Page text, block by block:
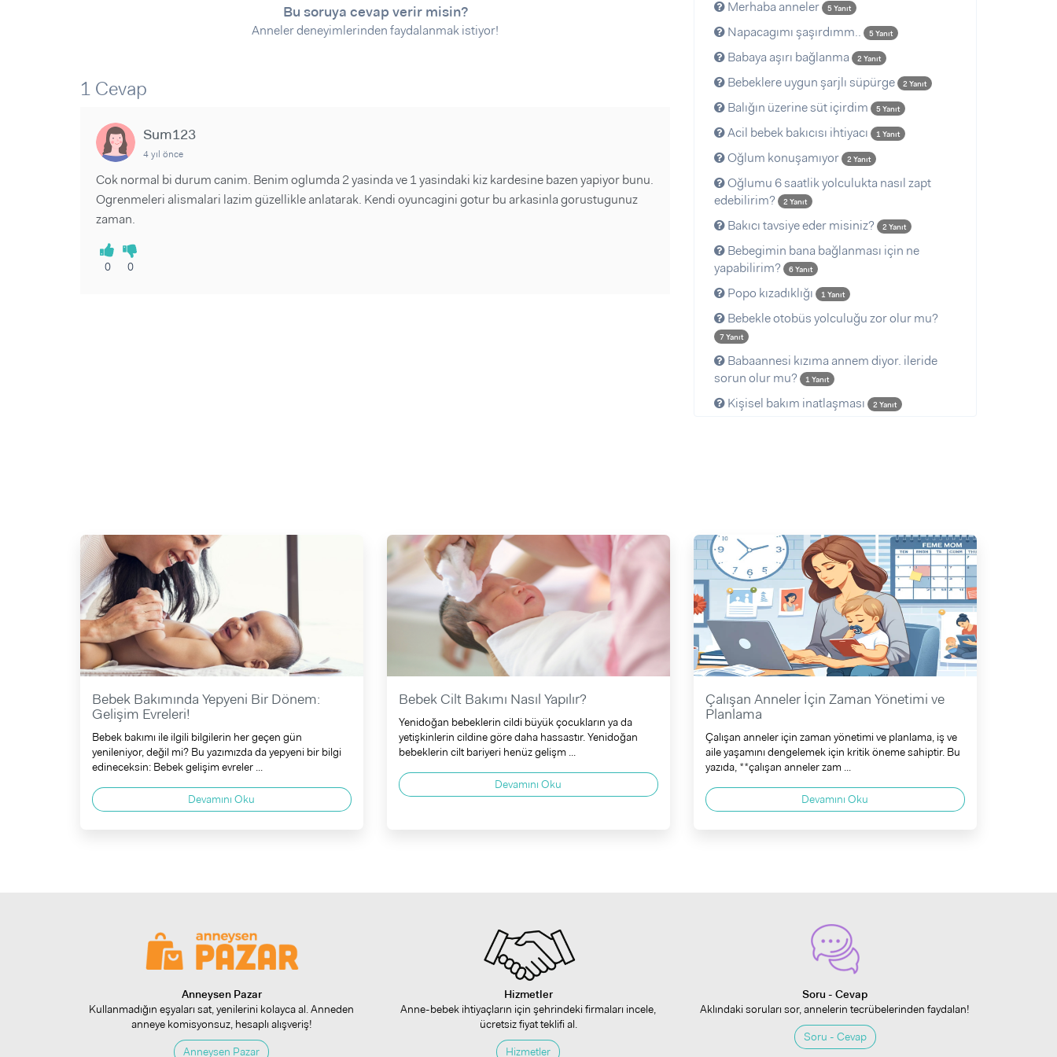
Makaleler
Makaleler
EğlenceBu soruya cevap verir misin?
Anneler deneyimlerinden faydalanmak istiyor!
1 Cevap
Sum123
4 yıl önce
Cok normal bi durum canim. Benim oglumda 2 yasinda ve 1 yasindaki kiz kardesine bazen yapiyor bunu.
Ogrenmeleri alismalari lazim güzellikle anlatarak. Kendi oyuncagini gotur bu arkasinla gorustugunuz
zaman.
0 0
Merhaba anneler 5 Yanıt
Napacagımı şaşırdımm.. 5 Yanıt
Babaya aşırı bağlanma 2 Yanıt
Bebeklere uygun şarjlı süpürge 2 Yanıt
Balığın üzerine süt içirdim 5 Yanıt
Acil bebek bakıcısı ihtiyacı 1 Yanıt
Oğlum konuşamıyor 2 Yanıt
Oğlumu 6 saatlik yolculukta nasıl zapt
edebilirim?
2 Yanıt
Bakıcı tavsiye eder misiniz? 2 Yanıt
Bebegimin bana bağlanması için ne
yapabilirim?
6 Yanıt
Popo kızadıklığı 1 Yanıt
Bebekle otobüs yolculuğu zor olur mu?
7 Yanıt
Babaannesi kızıma annem diyor. ileride
sorun olur mu?
1 Yanıt
Kişisel bakım inatlaşması 2 Yanıt
Bebek Bakımında Yepyeni Bir Dönem:
Gelişim Evreleri!
Bebek bakımı ile ilgili bilgilerin her geçen gün
yenileniyor, değil mi? Bu yazımızda da yepyeni bir bilgi
edineceksin: Bebek gelişim evreler ...
Devamını Oku
Bebek Cilt Bakımı Nasıl Yapılır?
Yenidoğan bebeklerin cildi büyük çocukların ya da
yetişkinlerin cildine göre daha hassastır. Yenidoğan
bebeklerin cilt bariyeri henüz gelişm ...
Devamını Oku
Çalışan Anneler İçin Zaman Yönetimi ve
Planlama
Çalışan anneler için zaman yönetimi ve planlama, iş ve
aile yaşamını dengelemek için kritik öneme sahiptir. Bu
yazıda, **çalışan anneler zam ...
Devamını Oku
Anneysen Pazar
Kullanmadığın eşyaları sat, yenilerini kolayca al. Anneden
anneye komisyonsuz, hesaplı alışveriş!
Anneysen Pazar
Hizmetler
Anne-bebek ihtiyaçların için şehrindeki firmaları incele,
ücretsiz fiyat teklifi al.
Hizmetler
Soru - Cevap
Aklındaki soruları sor, annelerin tecrübelerinden faydalan!
Soru - Cevap